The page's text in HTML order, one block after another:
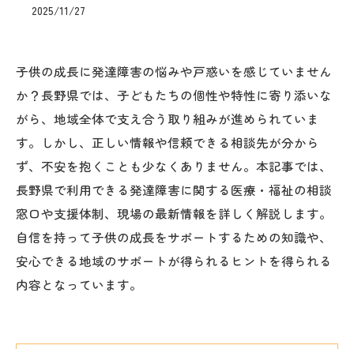
2025/11/27
子供の成長に発達障害の悩みや戸惑いを感じていません
か？長野県では、子どもたちの個性や特性に寄り添いな
がら、地域全体で支え合う取り組みが進められていま
す。しかし、正しい情報や信頼できる相談先が分から
ず、不安を抱くことも少なくありません。本記事では、
長野県で利用できる発達障害に関する医療・福祉の相談
窓口や支援体制、現場の最新情報を詳しく解説します。
自信を持って子供の成長をサポートするための知識や、
安心できる地域のサポートが得られるヒントを得られる
内容となっています。